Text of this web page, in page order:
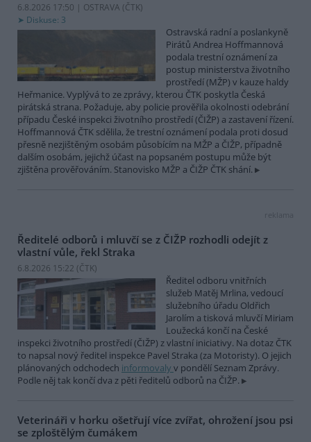
6.8.2026 17:50 | OSTRAVA (ČTK)
Diskuse: 3
Ostravská radní a poslankyně
Pirátů Andrea Hoffmannová
podala trestní oznámení za
postup ministerstva životního
prostředí (MŽP) v kauze haldy
Heřmanice. Vyplývá to ze zprávy, kterou ČTK poskytla Česká
pirátská strana. Požaduje, aby policie prověřila okolnosti odebrání
případu České inspekci životního prostředí (ČIŽP) a zastavení řízení.
Hoffmannová ČTK sdělila, že trestní oznámení podala proti dosud
přesně nezjištěným osobám působícím na MŽP a ČIŽP, případně
dalším osobám, jejichž účast na popsaném postupu může být
zjištěna prověřováním. Stanovisko MŽP a ČIŽP ČTK shání.
reklama
Ředitelé odborů i mluvčí se z ČIŽP rozhodli odejít z
vlastní vůle, řekl Straka
6.8.2026 15:22 (ČTK)
Ředitel odboru vnitřních
služeb Matěj Mrlina, vedoucí
služebního úřadu Oldřich
Jarolím a tisková mluvčí Miriam
Loužecká končí na České
inspekci životního prostředí (ČIŽP) z vlastní iniciativy. Na dotaz ČTK
to napsal nový ředitel inspekce Pavel Straka (za Motoristy). O jejich
plánovaných odchodech informovaly v pondělí Seznam Zprávy.
Podle něj tak končí dva z pěti ředitelů odborů na ČIŽP.
Veterináři v horku ošetřují více zvířat, ohrožení jsou psi
se zploštělým čumákem